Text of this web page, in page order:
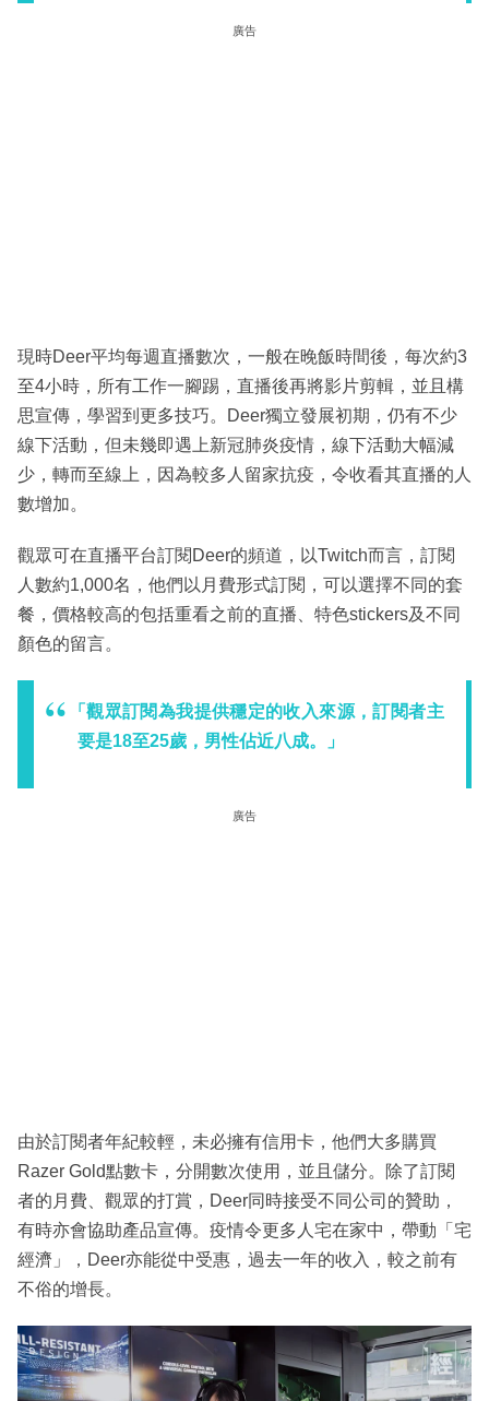
廣告
現時Deer平均每週直播數次，一般在晚飯時間後，每次約3
至4小時，所有工作一腳踢，直播後再將影片剪輯，並且構
思宣傳，學習到更多技巧。Deer獨立發展初期，仍有不少
線下活動，但未幾即遇上新冠肺炎疫情，線下活動大幅減
少，轉而至線上，因為較多人留家抗疫，令收看其直播的人
數增加。
觀眾可在直播平台訂閱Deer的頻道，以Twitch而言，訂閱
人數約1,000名，他們以月費形式訂閱，可以選擇不同的套
餐，價格較高的包括重看之前的直播、特色stickers及不同
顏色的留言。
「觀眾訂閱為我提供穩定的收入來源，訂閱者主
要是18至25歲，男性佔近八成。」
廣告
由於訂閱者年紀較輕，未必擁有信用卡，他們大多購買
Razer Gold點數卡，分開數次使用，並且儲分。除了訂閱
者的月費、觀眾的打賞，Deer同時接受不同公司的贊助，
有時亦會協助產品宣傳。疫情令更多人宅在家中，帶動「宅
經濟」，Deer亦能從中受惠，過去一年的收入，較之前有
不俗的增長。